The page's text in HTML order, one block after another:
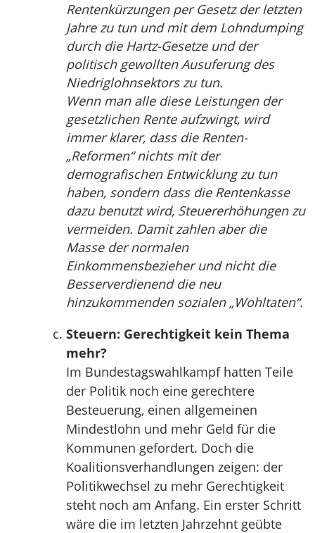
Rentenkürzungen per Gesetz der letzten
Jahre zu tun und mit dem Lohndumping
durch die Hartz-Gesetze und der
politisch gewollten Ausuferung des
Niedriglohnsektors zu tun.
Wenn man alle diese Leistungen der
gesetzlichen Rente aufzwingt, wird
immer klarer, dass die Renten-
„Reformen“ nichts mit der
demografischen Entwicklung zu tun
haben, sondern dass die Rentenkasse
dazu benutzt wird, Steuererhöhungen zu
vermeiden. Damit zahlen aber die
Masse der normalen
Einkommensbezieher und nicht die
Besserverdienend die neu
hinzukommenden sozialen „Wohltaten“.
Steuern: Gerechtigkeit kein Thema
mehr?
Im Bundestagswahlkampf hatten Teile
der Politik noch eine gerechtere
Besteuerung, einen allgemeinen
Mindestlohn und mehr Geld für die
Kommunen gefordert. Doch die
Koalitionsverhandlungen zeigen: der
Politikwechsel zu mehr Gerechtigkeit
steht noch am Anfang. Ein erster Schritt
wäre die im letzten Jahrzehnt geübte